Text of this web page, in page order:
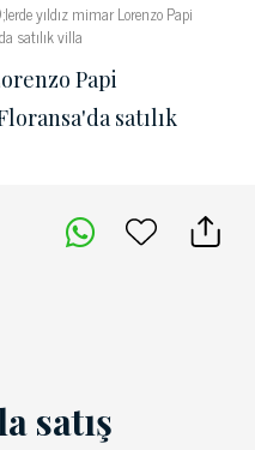
yıldız mimar Lorenzo Papi
satılık villa
Papi
satılık
satış